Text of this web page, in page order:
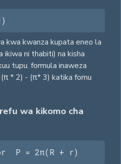
kwa kwanza kupata eneo la
ikiwa ni thabiti) na kisha
tupu. formula inaweza
* 2) - (π* 3) katika fomu
wa kikomo cha
P = 2π(R + r)